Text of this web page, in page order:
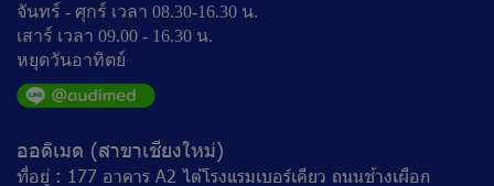
จันทร์ - ศุกร์ เวลา 08.30-16.30 น.
เสาร์ เวลา 09.00 - 16.30 น.
หยุดวันอาทิตย์
ออดิเมด (สาขาเชียงใหม่)
ที่อยู่ : 177 อาคาร A2 ไต้โรงแรมเบอร์เคียว ถนนช้างเผือก